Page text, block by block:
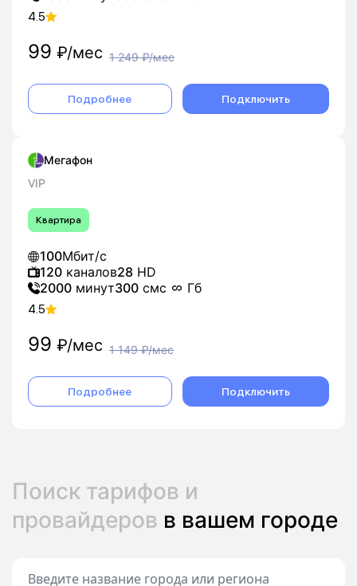
4.5
99 ₽/мес 1 249₽/мес
Подробнее Подключить
Мегафон
VIP
Квартира
100Мбит/с
120 каналов28 HD
2000 минут300 смс Гб
4.5
99 ₽/мес 1 149₽/мес
Подробнее Подключить
Поиск тарифов и
провайдеров в вашем городе